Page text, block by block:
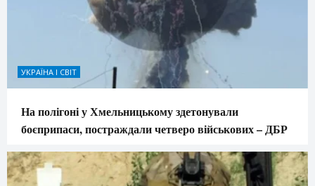
УКРАЇНА І СВІТ
На полігоні у Хмельницькому здетонували
боєприпаси, постраждали четверо військових – ДБР